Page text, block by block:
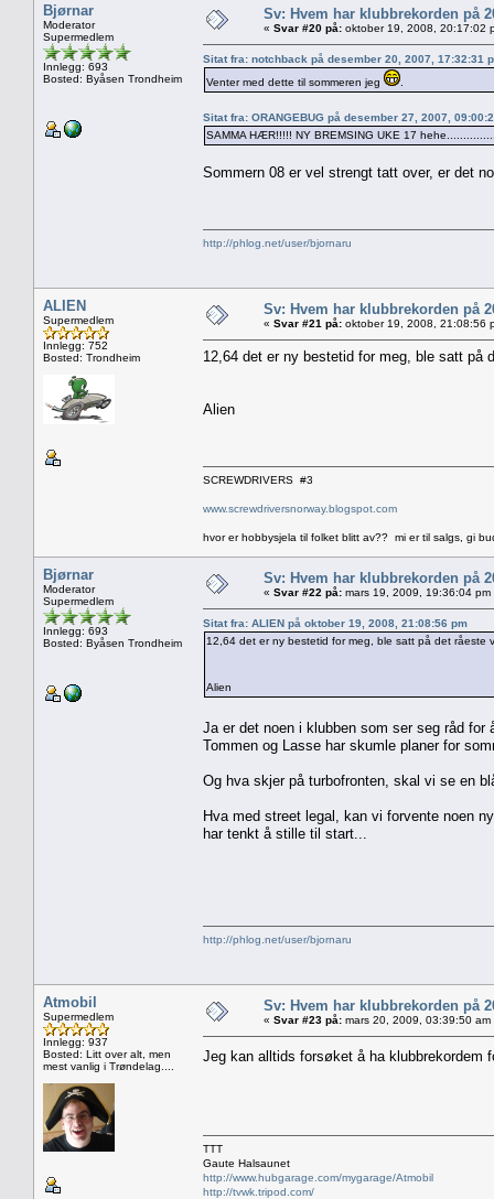
Bjørnar
Moderator
Supermedlem
Innlegg: 693
Bosted: Byåsen Trondheim
Sv: Hvem har klubbrekorden på
« Svar #20 på: oktober 19, 2008, 20:17:02
Sitat fra: notchback på desember 20, 2007, 17:32:31
Venter med dette til sommeren jeg
Sitat fra: ORANGEBUG på desember 27, 2007,
SAMMA HÆR!!!!! NY BREMSING UKE 17
Sommern 08 er vel strengt tatt over, er det
http://phlog.net/user/bjornaru
ALIEN
Supermedlem
Innlegg: 752
Bosted: Trondheim
Sv: Hvem har klubbrekorden på
« Svar #21 på: oktober 19, 2008, 21:08:56
12,64 det er ny bestetid for meg, ble satt på
Alien
SCREWDRIVERS #3
www.screwdriversnorway.blogspot.com
hvor er hobbysjela til folket blitt av?? mi er til salgs, gi
Bjørnar
Moderator
Supermedlem
Innlegg: 693
Bosted: Byåsen Trondheim
Sv: Hvem har klubbrekorden på
« Svar #22 på: mars 19, 2009, 19:36:04 pm
Sitat fra: ALIEN på oktober 19, 2008, 21:08:56 pm
12,64 det er ny bestetid for meg, ble satt på det råeste
Alien
Ja er det noen i klubben som ser seg råd
Tommen og Lasse har skumle planer for
Og hva skjer på turbofronten, skal vi se en
Hva med street legal, kan vi forvente noen
har tenkt å stille til start...
http://phlog.net/user/bjornaru
Atmobil
Supermedlem
Innlegg: 937
Bosted: Litt over alt, men
mest vanlig i Trøndelag....
Sv: Hvem har klubbrekorden på
« Svar #23 på: mars 20, 2009, 03:39:50 am
Jeg kan alltids forsøket å ha
TTT
Gaute Halsaunet
http://www.hubgarage.com/mygarage/Atmobil
http://tvwk.tripod.com/